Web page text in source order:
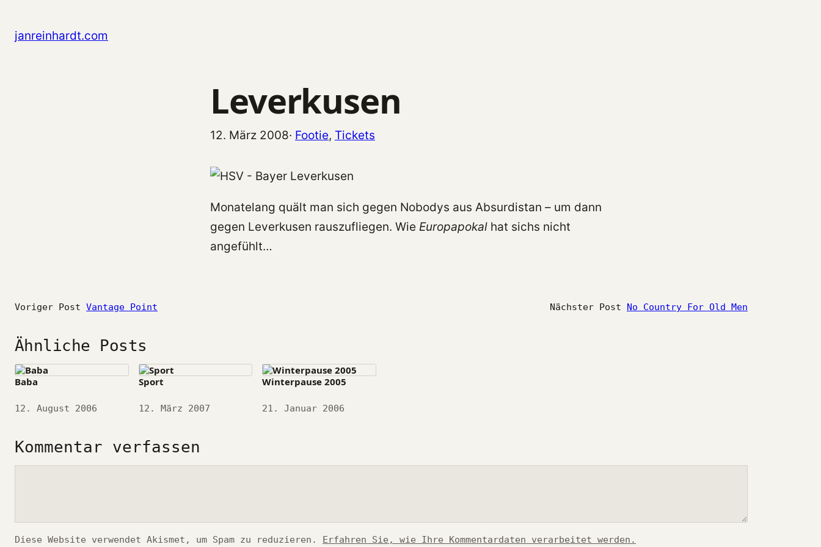
janreinhardt.com
Leverkusen
12. März 2008· Footie, Tickets
Monatelang quält man sich gegen Nobodys aus Absurdistan – um dann
gegen Leverkusen rauszufliegen. Wie Europapokal hat sichs nicht
angefühlt…
Voriger Post Vantage Point Nächster Post No Country For Old Men
Ähnliche Posts
Baba
Datum
12. August 2006
Sport
Datum
12. März 2007
Winterpause 2005
Datum
21. Januar 2006
Kommentar verfassen
Diese Website verwendet Akismet, um Spam zu reduzieren. Erfahren Sie, wie Ihre Kommentardaten verarbeitet werden.